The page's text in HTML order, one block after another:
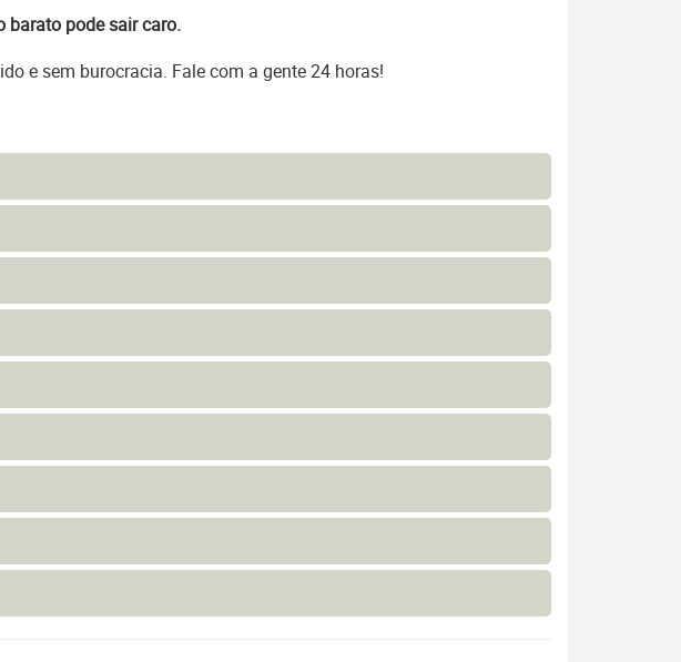
barato pode sair caro.
e sem burocracia. Fale com a gente 24 horas!